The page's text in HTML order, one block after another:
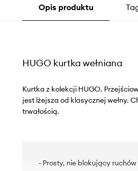
Opis produktu
HUGO kurtka wełniana
Kurtka z kolekcji HUGO.
jest lżejsza od klasycznej wełny.
trwałością.
- Prosty, nie blokujący